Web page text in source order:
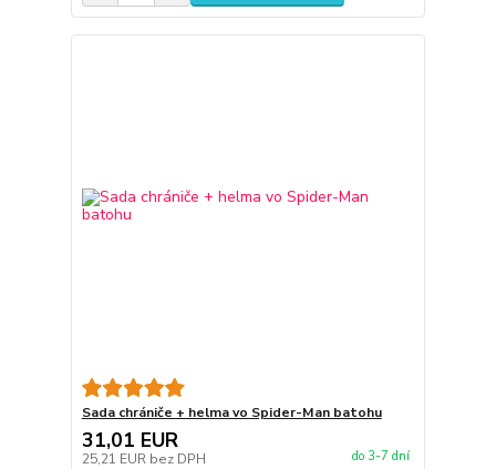
Sada chrániče + helma vo Spider-Man batohu
31,01 EUR
25,21 EUR bez DPH do 3-7 dní